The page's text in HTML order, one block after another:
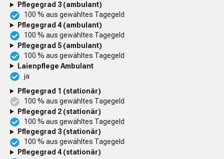
Pflegegrad 3 (ambulant)
100 % aus gewähltes Tagegeld
Pflegegrad 4 (ambulant)
100 % aus gewähltes Tagegeld
Pflegegrad 5 (ambulant)
100 % aus gewähltes Tagegeld
Laienpflege Ambulant
ja
Pflegegrad 1 (stationär)
100 % aus gewähltes Tagegeld
Pflegegrad 2 (stationär)
100 % aus gewähltes Tagegeld
Pflegegrad 3 (stationär)
100 % aus gewähltes Tagegeld
Pflegegrad 4 (stationär)